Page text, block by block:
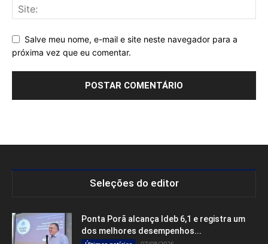
Salve meu nome, e-mail e site neste navegador para a
próxima vez que eu comentar.
Seleções do editor
Ponta Porã alcança Ideb 6,1 e registra um
dos melhores desempenhos...